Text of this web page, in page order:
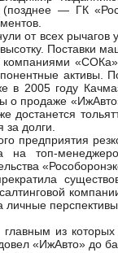
(позднее — ГК
от всех рычагов
Поставки
в 2005 году
о продаже
достанется
долги.
топ-
личные
из которых
«ИжАвто» до